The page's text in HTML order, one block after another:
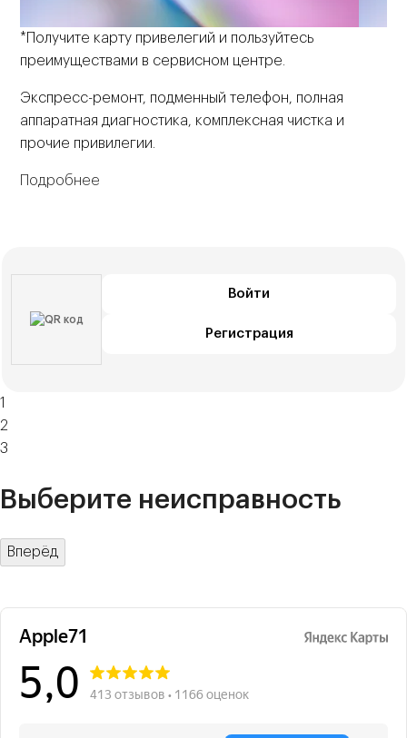
*Получите карту привелегий и пользуйтесь
преимуществами в сервисном центре.
Экспресс-ремонт, подменный телефон, полная
аппаратная диагностика, комплексная чистка и
прочие привилегии.
Подробнее
Войти
Регистрация
1
2
3
Выберите неисправность
Вперёд